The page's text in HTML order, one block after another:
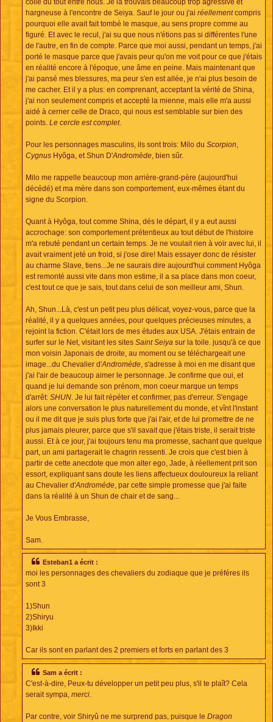
collé du tout entre nous. Je la trouvais beaucoup trop agressive et
hargneuse à l'encontre de Seiya. Sauf le jour ou j'ai réellementcompris
pourquoi elle avait fait tombé le masque, au sens propre comme au
figuré. Et avec le recul, j'ai su que nous n'étions pas si différentes l'une
de l'autre, en fin de compte. Parce que moi aussi, pendant un temps, j'ai
porté le masque parce que j'avais peur qu'on me voit pour ce que j'étais
en réalité encore à l'époque, une âme en peine. Mais maintenant que
j'ai pansé mes blessures, ma peur s'en est allée, je n'ai plus besoin de
me cacher. Et il y a plus: en comprenant, acceptant la vérité de Shina,
j'ai non seulement compris et accepté la mienne, mais elle m'a aussi
aidé à cerner celle de Draco, qui nous est semblable sur bien des
points. Le cercle est complet.
Pour les personnages masculins, ils sont trois: Milo du Scorpion,
Cygnus Hyôga, et Shun D'Andromède, bien sûr.
Milo me rappelle beaucoup mon arrière-grand-père (aujourd'hui
décédé) et ma mère dans son comportement, eux-mêmes étant du
signe du Scorpion.
Quant à Hyôga, tout comme Shina, dés le départ, il y a eut aussi
accrochage: son comportement prétentieux au tout début de l'histoire
m'a rebuté pendant un certain temps. Je ne voulait rien à voir avec lui, il
avait vraiment jeté un froid, si j'ose dire! Mais essayer donc de résister
au charme Slave, tiens...Je ne saurais dire aujourd'hui comment Hyôga
est remonté aussi vite dans mon estime, il a sa place dans mon coeur,
c'est tout ce que je sais, tout dans celui de son meilleur ami, Shun.
Ah, Shun...Là, c'est un petit peu plus délicat, voyez-vous, parce que la
réalité, il y a quelques années, pour quelques précieuses minutes, a
rejoint la fiction. C'était lors de mes études aux USA. J'étais entrain de
surfer sur le Net, visitant les sites Saint Seiya sur la toile. jusqu'à ce que
mon voisin Japonais de droite, au moment ou se téléchargeait une
image...du Chevalier d'Androméde, s'adresse à moi en me disant que
j'ai l'air de beaucoup aimer le personnage. Je confirme que oui, et
quand je lui demande son prénom, mon coeur marque un temps
d'arrêt: SHUN. Je lui fait répéter et confirmer, pas d'erreur. S'engage
alors une conversation le plus naturellement du monde, et vînt l'instant
ou il me dit que je suis plus forte que j'ai l'air, et de lui promettre de ne
plus jamais pleurer, parce que s'il savait que j'étais triste, il serait triste
aussi. Et à ce jour, j'ai toujours tenu ma promesse, sachant que quelque
part, un ami partagerait le chagrin ressenti. Je crois que c'est bien à
partir de cette anecdote que mon alter ego, Jade, à réellement prit son
essort, expliquant sans doute les liens affectueux douloureux la reliant
au Chevalier d'Androméde, par cette simple promesse que j'ai faite
dans la réalité à un Shun de chair et de sang...
Je Vous Embrasse,
Sam.
Esteban1 a écrit :
moi les personnages des chevaliers du zodiaque que je préféres ils
sont 3
1)Shun
2)Shiryu
3)Ikki
Car ils sont en parlant des 2 premiers et forts en parlant des 3
Sam a écrit :
C'est-à-dire, Peux-tu développer un petit peu plus, s'il te plaît? Cela
serait sympa, merci
Par contre, voir Shiryû ne me surprend pas, puisque le Dragon